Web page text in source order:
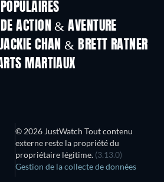
ACTION & AVENTURE
CHAN & BRETT RATNER
MARTIAUX
© 2026 JustWatch Tout contenu
externe reste la propriété du
propriétaire légitime. (3.13.0)
Gestion de la collecte de données